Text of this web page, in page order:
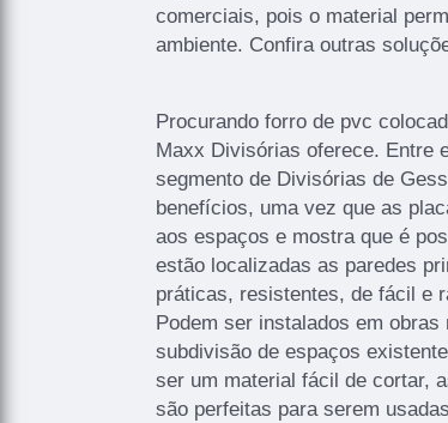
comerciais, pois o material
ambiente. Confira outras
Procurando forro de pvc
Maxx Divisórias oferece. Entre
segmento de Divisórias de
benefícios, uma vez que as
aos espaços e mostra que é
estão localizadas as paredes
práticas, resistentes, de fácil e
Podem ser instalados em
subdivisão de espaços
ser um material fácil de cortar,
são perfeitas para serem